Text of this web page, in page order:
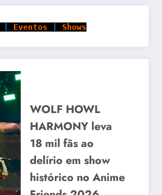
marcadas por perda e
vingança
Eventos Shows
WOLF HOWL
HARMONY leva
18 mil fãs ao
delírio em show
histórico no Anime